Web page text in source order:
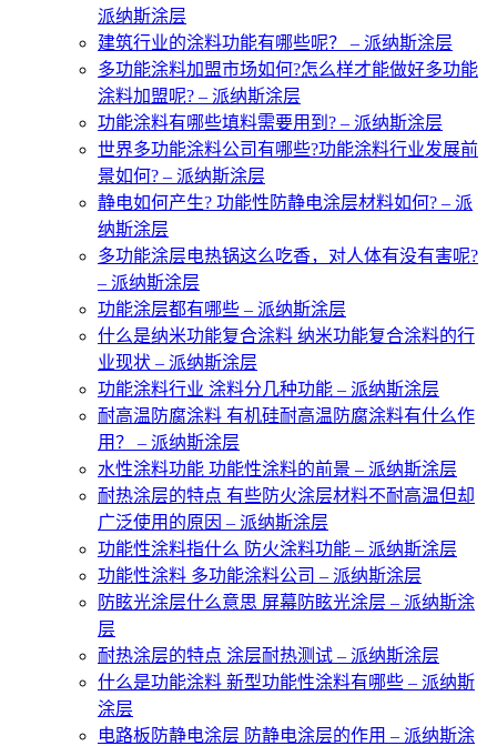
派纳斯涂层
建筑行业的涂料功能有哪些呢？ – 派纳斯涂层
多功能涂料加盟市场如何?怎么样才能做好多功能
涂料加盟呢? – 派纳斯涂层
功能涂料有哪些填料需要用到? – 派纳斯涂层
世界多功能涂料公司有哪些?功能涂料行业发展前
景如何? – 派纳斯涂层
静电如何产生? 功能性防静电涂层材料如何? – 派
纳斯涂层
多功能涂层电热锅这么吃香，对人体有没有害呢?
– 派纳斯涂层
功能涂层都有哪些 – 派纳斯涂层
什么是纳米功能复合涂料 纳米功能复合涂料的行
业现状 – 派纳斯涂层
功能涂料行业 涂料分几种功能 – 派纳斯涂层
耐高温防腐涂料 有机硅耐高温防腐涂料有什么作
用？ – 派纳斯涂层
水性涂料功能 功能性涂料的前景 – 派纳斯涂层
耐热涂层的特点 有些防火涂层材料不耐高温但却
广泛使用的原因 – 派纳斯涂层
功能性涂料指什么 防火涂料功能 – 派纳斯涂层
功能性涂料 多功能涂料公司 – 派纳斯涂层
防眩光涂层什么意思 屏幕防眩光涂层 – 派纳斯涂
层
耐热涂层的特点 涂层耐热测试 – 派纳斯涂层
什么是功能涂料 新型功能性涂料有哪些 – 派纳斯
涂层
电路板防静电涂层 防静电涂层的作用 – 派纳斯涂